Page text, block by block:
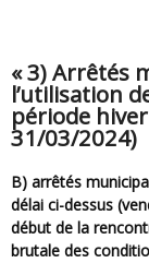
« 3) Arrêtés
l’utilisation
période
31/03/2024)
b) arrêtés municipaux pris et communiqués postérieurement au
délai ci-dessus
début de la
brutale des